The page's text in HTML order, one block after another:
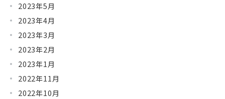
2023年5月
2023年4月
2023年3月
2023年2月
2023年1月
2022年11月
2022年10月